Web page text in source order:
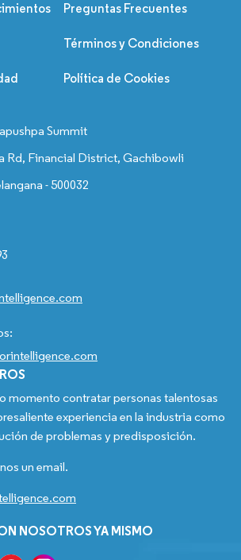
Preguntas Frecuentes
Términos y Condiciones
Política de Cookies
Summit
Rd, Financial District, Gachibowli
- 500032
momento contratar personas talentosas
experiencia en la industria como
de problemas y predisposición.
un email.
NOSOTROS YA MISMO